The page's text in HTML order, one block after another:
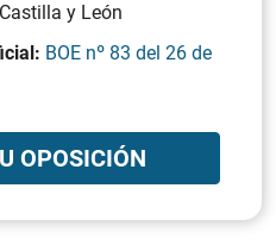
Castilla y León
BOE nº 83 del 26 de
OPOSICIÓN